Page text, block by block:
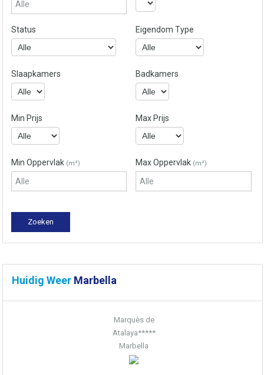
Status Eigendom Type
Slaapkamers Badkamers
Min Prijs Max Prijs
Min Oppervlak (m²) Max Oppervlak (m²)
Huidig Weer Marbella
Marquès de
Atalaya*****
Marbella